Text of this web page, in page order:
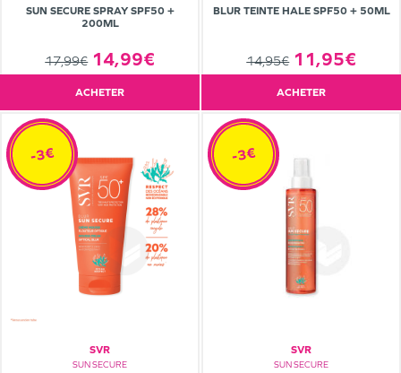
SUN SECURE SPRAY SPF50 +
200ML
17,99€ 14,99€
ACHETER
BLUR TEINTE HALE SPF50 + 50ML
14,95€ 11,95€
ACHETER
SVR
SUN SECURE
-3€
SVR
SUN SECURE
-3€